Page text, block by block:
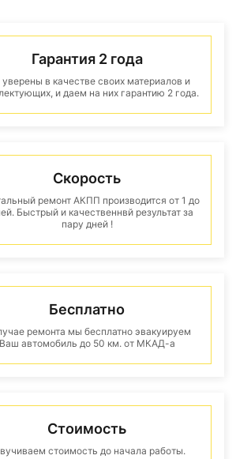
Гарантия 2 года
в качестве своих материалов и
и даем на них гарантию 2 года.
Скорость
ремонт АКПП производится от 1 до
Быстрый и качественнвй результат за
пару дней !
Бесплатно
ремонта мы бесплатно эвакуируем
Ваш автомобиль до 50 км. от МКАД-а
Стоимость
стоимость до начала работы.